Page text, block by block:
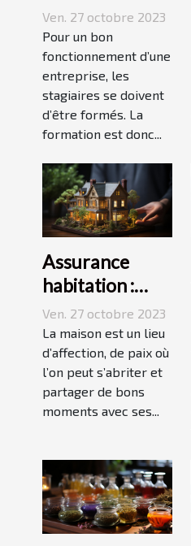
formation de
ses stagiaires à
JP2A-Génèse ?
Ven. 27 octobre 2023
Pour un bon
fonctionnement d’une
entreprise, les
stagiaires se doivent
d’être formés. La
formation est donc...
Assurance
habitation :
comment ça
marche ?
Ven. 27 octobre 2023
La maison est un lieu
d’affection, de paix où
l’on peut s’abriter et
partager de bons
moments avec ses...